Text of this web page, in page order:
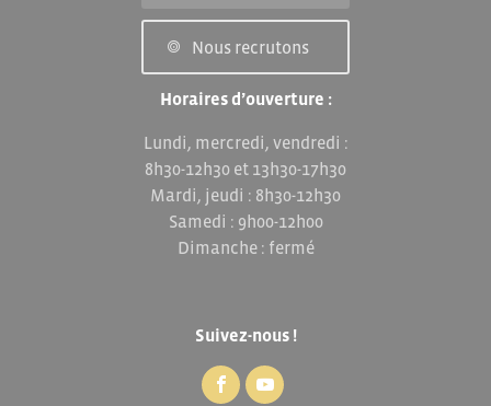
Nous recrutons
Horaires d’ouverture :
Lundi, mercredi, vendredi :
8h30-12h30 et 13h30-17h30
Mardi, jeudi : 8h30-12h30
Samedi : 9h00-12h00
Dimanche : fermé
Suivez-nous !